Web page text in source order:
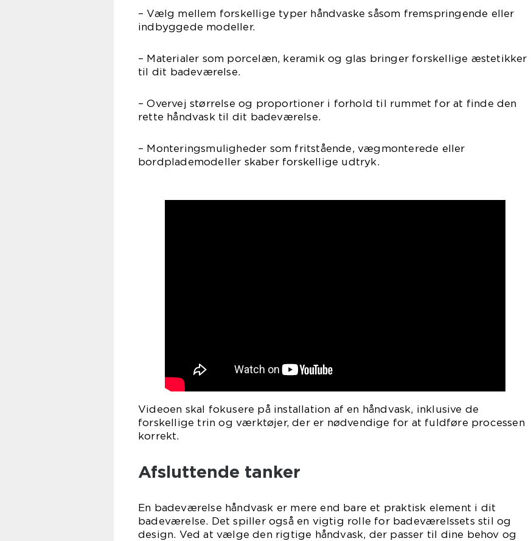
– Vælg mellem forskellige typer håndvaske såsom fremspringende eller
indbyggede modeller.
– Materialer som porcelæn, keramik og glas bringer forskellige æstetikker
til dit badeværelse.
– Overvej størrelse og proportioner i forhold til rummet for at finde den
rette håndvask til dit badeværelse.
– Monteringsmuligheder som fritstående, vægmonterede eller
bordplademodeller skaber forskellige udtryk.
Videoen skal fokusere på installation af en håndvask, inklusive de
forskellige trin og værktøjer, der er nødvendige for at fuldføre processen
korrekt.
Afsluttende tanker
En badeværelse håndvask er mere end bare et praktisk element i dit
badeværelse. Det spiller også en vigtig rolle for badeværelssets stil og
design. Ved at vælge den rigtige håndvask, der passer til dine behov og